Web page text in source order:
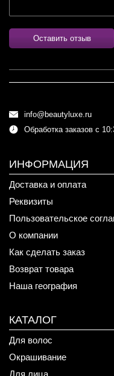
Оставить отзыв
info@beautyluxe.ru
Обработка заказов с
ИНФОРМАЦИЯ
Доставка и оплата
Реквизиты
Пользовательское
О компании
Как сделать заказ
Возврат товара
Наша география
КАТАЛОГ
Для волос
Окрашивание
Для лица